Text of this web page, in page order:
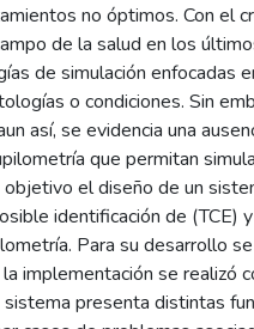
no óptimos. Con el
de la salud en los
de simulación enfocadas
o condiciones. Sin
así, se evidencia una
que permitan
el diseño de un
identificación de (TCE)
Para su desarrollo
implementación se realizó
presenta distintas